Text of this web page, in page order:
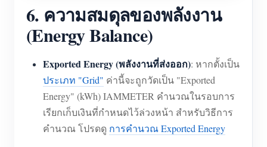
6. ความสมดุลของพลังงาน
(Energy Balance)
Exported Energy (พลังงานที่ส่งออก): หากตั้งเป็น
ประเภท "Grid" ค่านี้จะถูกวัดเป็น "Exported
Energy" (kWh) IAMMETER คำนวณในรอบการ
เรียกเก็บเงินที่กำหนดไว้ล่วงหน้า สำหรับวิธีการ
คำนวณ โปรดดู การคำนวณ Exported Energy